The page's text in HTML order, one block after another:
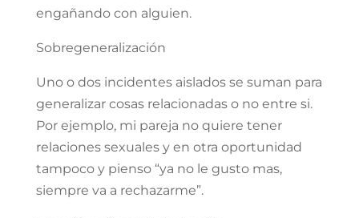
engañando con alguien.
Sobregeneralización
Uno o dos incidentes aislados se suman para
generalizar cosas relacionadas o no entre si.
Por ejemplo, mi pareja no quiere tener
relaciones sexuales y en otra oportunidad
tampoco y pienso “ya no le gusto mas,
siempre va a rechazarme”.